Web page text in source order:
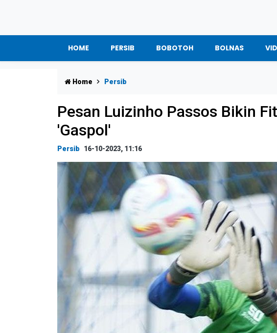
HOME PERSIB BOBOTOH BOLNAS
Home Persib
Pesan Luizinho Passos Bikin
'Gaspol'
Persib 16-10-2023, 11:16